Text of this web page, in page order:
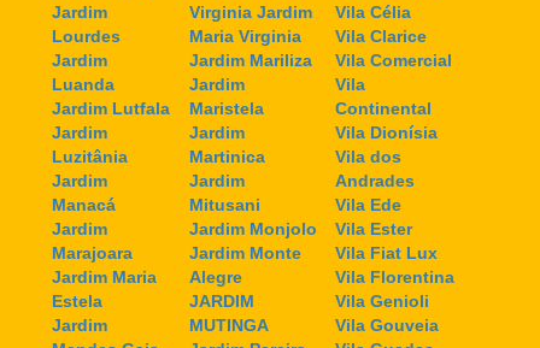
Jardim
Lourdes
Jardim
Luanda
Jardim Lutfala
Jardim
Luzitânia
Jardim
Manacá
Jardim
Marajoara
Jardim Maria
Estela
Jardim
Virginia Jardim
Maria Virginia
Jardim Mariliza
Jardim
Maristela
Jardim
Martinica
Jardim
Mitusani
Jardim Monjolo
Jardim Monte
Alegre
JARDIM
MUTINGA
Vila Célia
Vila Clarice
Vila Comercial
Vila
Continental
Vila Dionísia
Vila dos
Andrades
Vila Ede
Vila Ester
Vila Fiat Lux
Vila Florentina
Vila Genioli
Vila Gouveia